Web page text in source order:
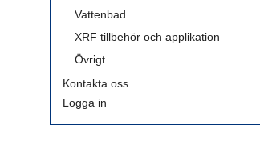
Vattenbad
XRF tillbehör och applikation
Övrigt
Kontakta oss
Logga in